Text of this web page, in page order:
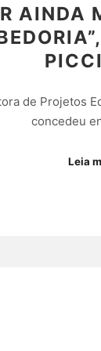
AINDA
de Projetos
concedeu
Leia